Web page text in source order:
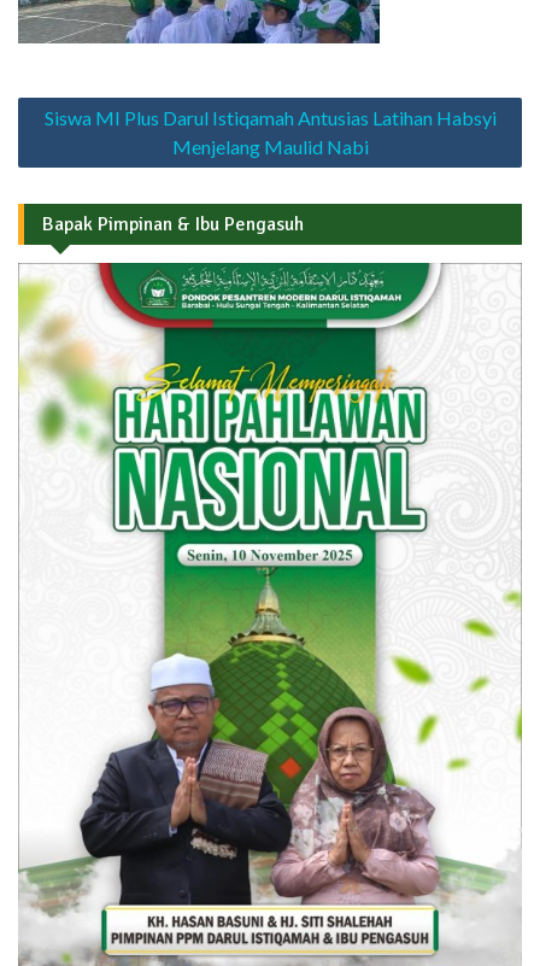
Navigasi
Siswa MI Plus Darul Istiqamah Antusias Latihan Habsyi
Menjelang Maulid Nabi
Bapak Pimpinan & Ibu Pengasuh